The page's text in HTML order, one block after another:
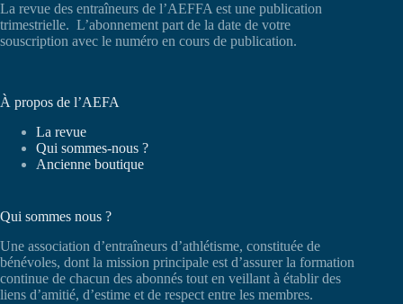
La revue des entraîneurs de l’AEFFA est une publication
trimestrielle. L’abonnement part de la date de votre
souscription avec le numéro en cours de publication.
À propos de l’AEFA
La revue
Qui sommes-nous ?
Ancienne boutique
Qui sommes nous ?
Une association d’entraîneurs d’athlétisme, constituée de
bénévoles, dont la mission principale est d’assurer la formation
continue de chacun des abonnés tout en veillant à établir des
liens d’amitié, d’estime et de respect entre les membres.